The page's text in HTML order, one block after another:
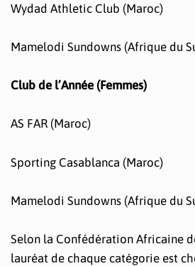
Wydad Athletic Club (Maroc)
Mamelodi Sundowns (Afrique du
Club de l’Année (Femmes)
AS FAR (Maroc)
Sporting Casablanca (Maroc)
Mamelodi Sundowns (Afrique du
Selon la Confédération Africaine
lauréat de chaque catégorie est